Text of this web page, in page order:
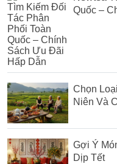
Quốc –
Chọn
Niên Và
Gợi Ý
Dịp Tết